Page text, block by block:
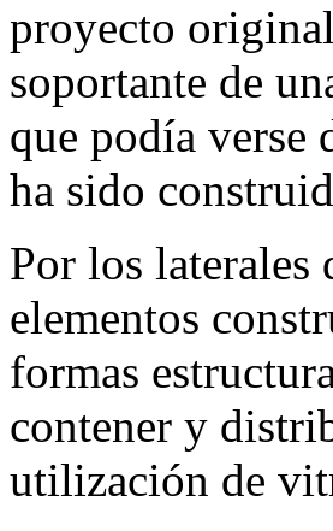
proyecto
soportante de
que podía verse
ha sido
Por los laterales
elementos
formas
contener y
utilización de